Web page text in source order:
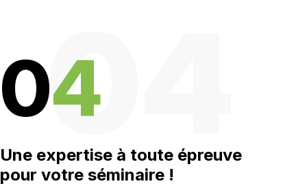
04
04
Une expertise à toute épreuve
pour votre séminaire !